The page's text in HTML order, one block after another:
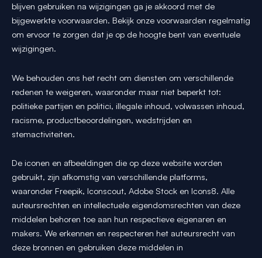
blijven gebruiken na wijzigingen ga je akkoord met de
bijgewerkte voorwaarden. Bekijk onze voorwaarden regelmatig
om ervoor te zorgen dat je op de hoogte bent van eventuele
wijzigingen.
We behouden ons het recht om diensten om verschillende
redenen te weigeren, waaronder maar niet beperkt tot:
politieke partijen en politici, illegale inhoud, volwassen inhoud,
racisme, productbeoordelingen, wedstrijden en
stemactiviteiten.
De iconen en afbeeldingen die op deze website worden
gebruikt, zijn afkomstig van verschillende platforms,
waaronder Freepik, Iconscout, Adobe Stock en Icons8. Alle
auteursrechten en intellectuele eigendomsrechten van deze
middelen behoren toe aan hun respectieve eigenaren en
makers. We erkennen en respecteren het auteursrecht van
deze bronnen en gebruiken deze middelen in